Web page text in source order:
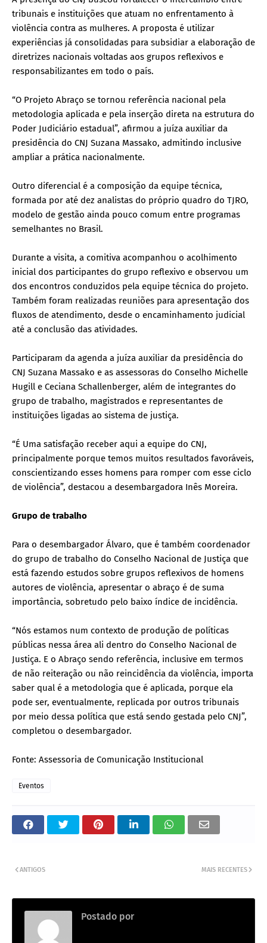
tribunais e instituições que atuam no enfrentamento à
violência contra as mulheres. A proposta é utilizar
experiências já consolidadas para subsidiar a elaboração de
diretrizes nacionais voltadas aos grupos reflexivos e
responsabilizantes em todo o país.
“O Projeto Abraço se tornou referência nacional pela
metodologia aplicada e pela inserção direta na estrutura do
Poder Judiciário estadual”, afirmou a juíza auxiliar da
presidência do CNJ Suzana Massako, admitindo inclusive
ampliar a prática nacionalmente.
Outro diferencial é a composição da equipe técnica,
formada por até dez analistas do próprio quadro do TJRO,
modelo de gestão ainda pouco comum entre programas
semelhantes no Brasil.
Durante a visita, a comitiva acompanhou o acolhimento
inicial dos participantes do grupo reflexivo e observou um
dos encontros conduzidos pela equipe técnica do projeto.
Também foram realizadas reuniões para apresentação dos
fluxos de atendimento, desde o encaminhamento judicial
até a conclusão das atividades.
Participaram da agenda a juíza auxiliar da presidência do
CNJ Suzana Massako e as assessoras do Conselho Michelle
Hugill e Ceciana Schallenberger, além de integrantes do
grupo de trabalho, magistrados e representantes de
instituições ligadas ao sistema de justiça.
“É Uma satisfação receber aqui a equipe do CNJ,
principalmente porque temos muitos resultados favoráveis,
conscientizando esses homens para romper com esse ciclo
de violência”, destacou a desembargadora Inês Moreira.
Grupo de trabalho
Para o desembargador Álvaro, que é também coordenador
do grupo de trabalho do Conselho Nacional de Justiça que
está fazendo estudos sobre grupos reflexivos de homens
autores de violência, apresentar o abraço é de suma
importância, sobretudo pelo baixo índice de incidência.
“Nós estamos num contexto de produção de políticas
públicas nessa área ali dentro do Conselho Nacional de
Justiça. E o Abraço sendo referência, inclusive em termos
de não reiteração ou não reincidência da violência, importa
saber qual é a metodologia que é aplicada, porque ela
pode ser, eventualmente, replicada por outros tribunais
por meio dessa política que está sendo gestada pelo CNJ”,
completou o desembargador.
Fonte: Assessoria de Comunicação Institucional
Eventos
MAIS RECENTES
ANTIGOS
Postado por